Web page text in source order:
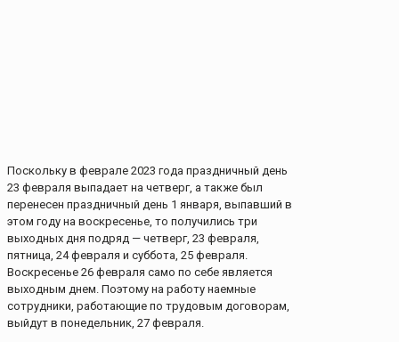
Поскольку в феврале 2023 года праздничный день
23 февраля выпадает на четверг, а также был
перенесен праздничный день 1 января, выпавший в
этом году на воскресенье, то получились три
выходных дня подряд — четверг, 23 февраля,
пятница, 24 февраля и суббота, 25 февраля.
Воскресенье 26 февраля само по себе является
выходным днем. Поэтому на работу наемные
сотрудники, работающие по трудовым договорам,
выйдут в понедельник, 27 февраля.